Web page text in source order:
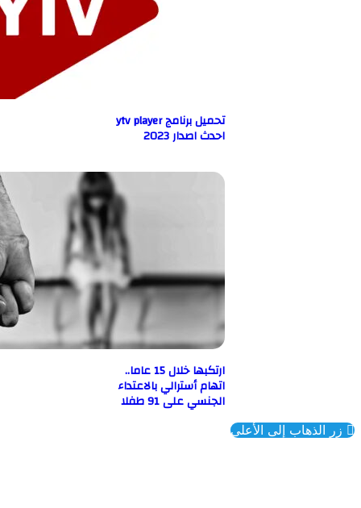
تحميل برنامج ytv player
احدث اصدار 2023
ارتكبها خلال 15 عاما..
اتهام أسترالي بالاعتداء
الجنسي على 91 طفلا
إلى الأعلى